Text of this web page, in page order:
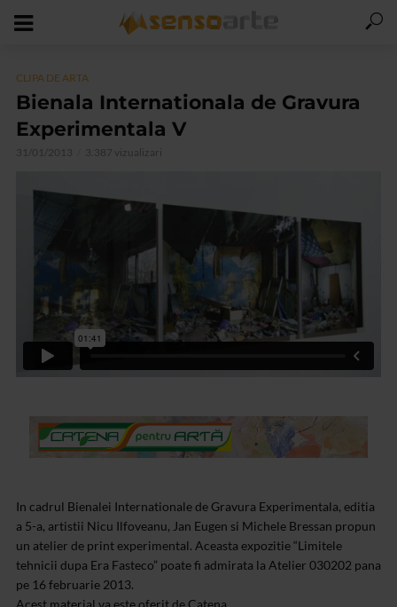
CLIPA DE ARTA
Bienala Internationala de Gravura
Experimentala V
31/01/2013 3.387 vizualizari
In cadrul Bienalei Internationale de Gravura Experimentala, editia
a 5-a, artistii Nicu Ilfoveanu, Jan Eugen si Michele Bressan propun
un atelier de print experimental. Aceasta expozitie “Limitele
tehnicii dupa Era Fasteco” poate fi admirata la Atelier 030202 pana
pe 16 februarie 2013.